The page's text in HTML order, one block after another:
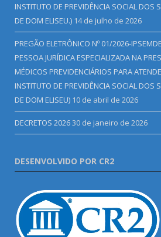
INSTITUTO DE PREVIDÊNCIA SOCIAL DOS
DE DOM ELISEU.) 14 de julho de 2026
PREGÃO ELETRÔNICO Nº 01/2026-
PESSOA JURÍDICA ESPECIALIZADA NA
MÉDICOS PREVIDENCIÁRIOS PARA
INSTITUTO DE PREVIDÊNCIA SOCIAL DOS
DE DOM ELISEU) 10 de abril de 2026
DECRETOS 202630 de janeiro de 2026
DESENVOLVIDO POR CR2